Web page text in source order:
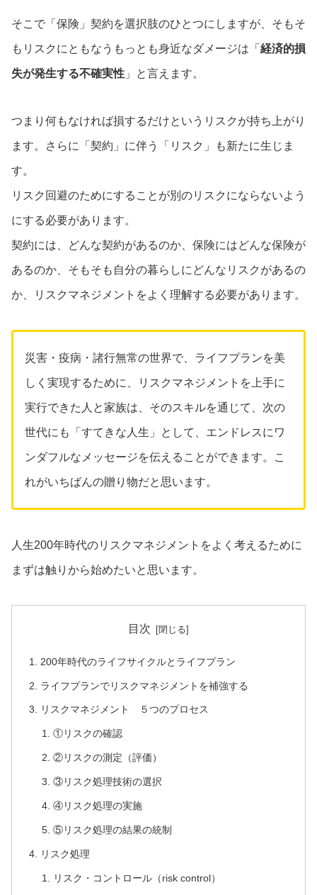
そこで「保険」契約を選択肢のひとつにしますが、そもそ
もリスクにともなうもっとも身近なダメージは「 経済的損
失が発生する不確実性 」と言えます。
つまり何もなければ損するだけというリスクが持ち上がり
ます。さらに「契約」に伴う「リスク」も新たに生じま
す。
リスク回避のためにすることが別のリスクにならないよう
にする必要があります。
契約には、どんな契約があるのか、保険にはどんな保険が
あるのか、そもそも自分の暮らしにどんなリスクがあるの
か、リスクマネジメントをよく理解する必要があります。
災害・疫病・諸行無常の世界で、ライフプランを美
しく実現するために、リスクマネジメントを上手に
実行できた人と家族は、そのスキルを通じて、次の
世代にも「すてきな人生」として、エンドレスにワ
ンダフルなメッセージを伝えることができます。こ
れがいちばんの贈り物だと思います。
人生200年時代のリスクマネジメントをよく考えるために
まずは触りから始めたいと思います。
目次
200年時代のライフサイクルとライフプラン
ライフプランでリスクマネジメントを補強する
リスクマネジメント ５つのプロセス
①リスクの確認
②リスクの測定（評価）
③リスク処理技術の選択
④リスク処理の実施
⑤リスク処理の結果の統制
リスク処理
リスク・コントロール（risk control）